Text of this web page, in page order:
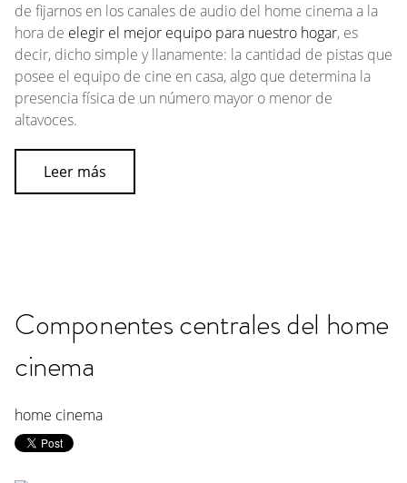
de fijarnos en los canales de audio del home cinemaa la
hora de elegir el mejor equipo para nuestro hogar, es
decir, dicho simple y llanamente: la cantidad de pistas que
posee el equipo de cine en casa, algo que determina la
presencia física de un número mayor o menor de
altavoces.
Leer más
Componentes centrales del home
cinema
home cinema